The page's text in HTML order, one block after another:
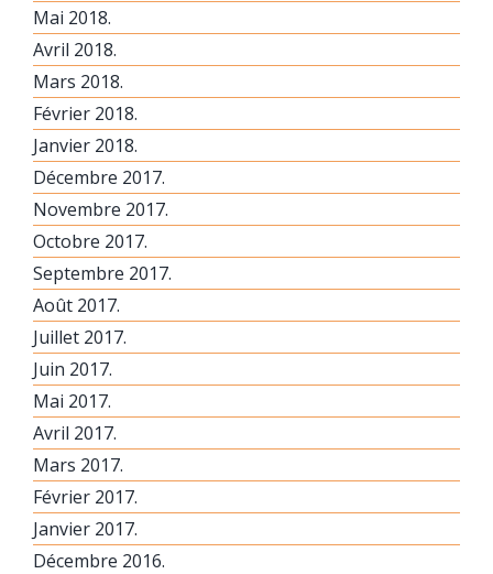
Mai 2018.
Avril 2018.
Mars 2018.
Février 2018.
Janvier 2018.
Décembre 2017.
Novembre 2017.
Octobre 2017.
Septembre 2017.
Août 2017.
Juillet 2017.
Juin 2017.
Mai 2017.
Avril 2017.
Mars 2017.
Février 2017.
Janvier 2017.
Décembre 2016.